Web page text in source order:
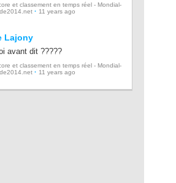
et classement en temps réel - Mondial-
· 11 years ago
Lajony
avant dit ?????
et classement en temps réel - Mondial-
· 11 years ago